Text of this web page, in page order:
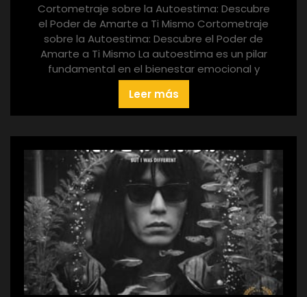
Cortometraje sobre la Autoestima: Descubre
el Poder de Amarte a Ti Mismo Cortometraje
sobre la Autoestima: Descubre el Poder de
Amarte a Ti Mismo La autoestima es un pilar
fundamental en el bienestar emocional y
Leer más